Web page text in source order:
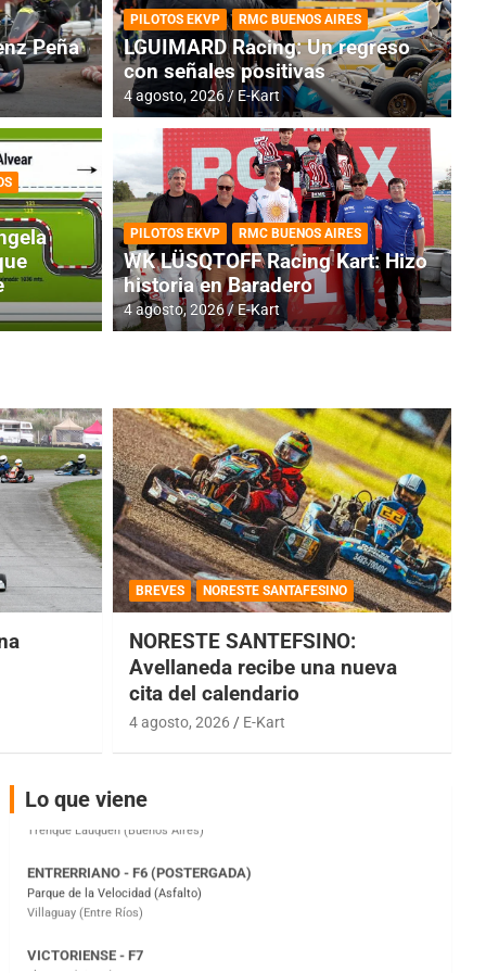
Horarios para la
Peña
PILOTOS EKVP RMC BUENOS AIRES
LGUIMARD Racing: Un regreso
con señales positivas
4 agosto, 2026 E-Kart
PILOTOS EKVP RMC BUENOS AIRES
WK LÜSQTOFF Racing Kart: Hizo
historia en Baradero
4 agosto, 2026 E-Kart
BREVES NORESTE SANTAFESINO
NORESTE SANTEFSINO:
Avellaneda recibe una nueva
cita del calendario
4 agosto, 2026 E-Kart
Lo que viene
COBERTURA ESPECIAL DE E-KART.COM.AR
08/09-AGO
IAME SERIES ARGENTINA 6
Ramiro Tot (Asfalto)
Baradero (Buenos Aires)
Ciudad de Trenque Lauquen (Asfalto)
Trenque Lauquen (Buenos Aires)
Parque de la Velocidad (Asfalto)
Villaguay (Entre Ríos)
El Cerro (Tierra)
Victoria (Entre Ríos)
Moto Club Reginense (Tierra)